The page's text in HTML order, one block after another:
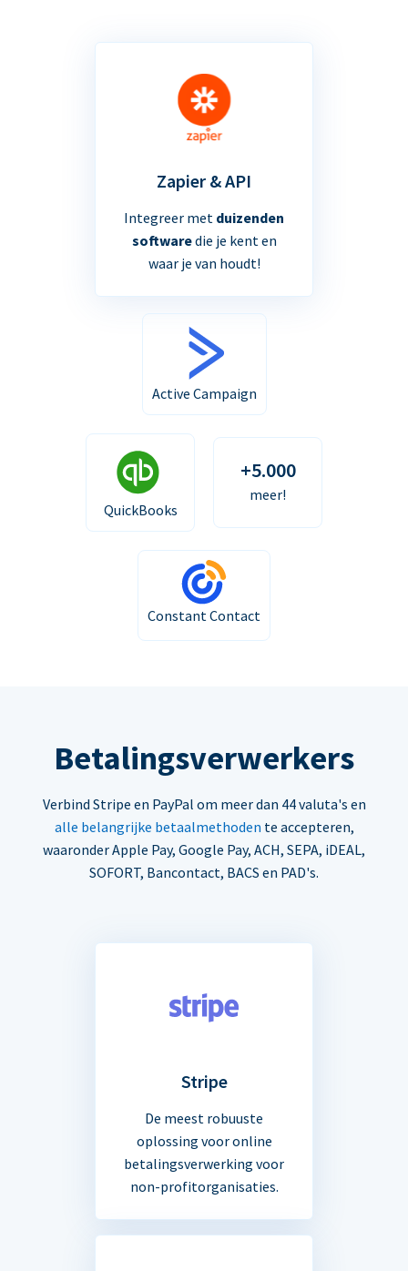
Zapier & API
Integreer met duizenden
softwaredie je kent en
waar je van houdt!
Active Campaign
QuickBooks
+5.000
meer!
Constant Contact
Betalingsverwerkers
Verbind Stripe en PayPal om meer dan 44 valuta's en
alle belangrijke betaalmethoden te accepteren,
waaronder Apple Pay, Google Pay, ACH, SEPA, iDEAL,
SOFORT, Bancontact, BACS en PAD's.
Stripe
De meest robuuste
oplossing voor online
betalingsverwerking voor
non-profitorganisaties.